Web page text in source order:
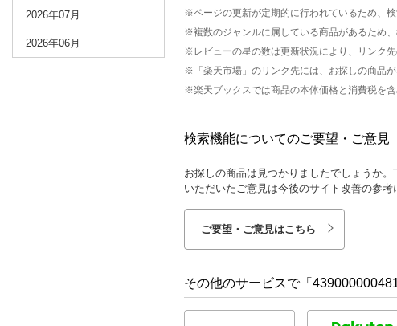
2026年07月
2026年06月
※ページの更新が定期的に行われているため、
※複数のジャンルに属している商品があるため
※レビューの星の数は更新状況により、リンク
※「楽天市場」のリンク先には、お探しの商品
※楽天ブックスでは商品の本体価格と消費税を
検索機能についてのご要望・ご意見
お探しの商品は見つかりましたでしょうか
いただいたご意見は今後のサイト改善の参考
ご要望・ご意見はこちら
その他のサービスで「